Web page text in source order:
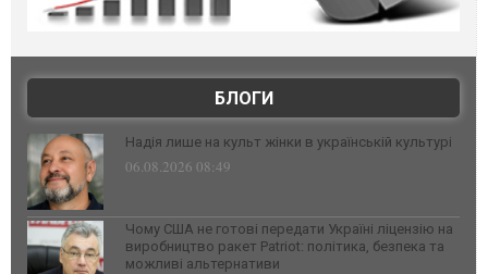
БЛОГИ
Надія лише на культ жінки в українській культурі
06.08.2026 08:49
Чому США не готові передати Україні ліцензію на
виробництво ракет Patriot: політика, безпека та
можливі альтернативи